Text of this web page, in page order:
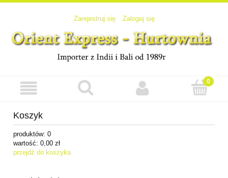
Zarejestruj się Zaloguj się
Koszyk
produktów: 0
wartość: 0,00 zł
przejdź do koszyka